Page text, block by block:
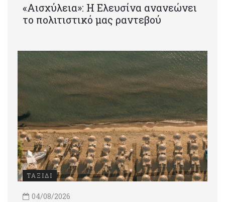
«Αισχύλεια»: Η Ελευσίνα ανανεώνει
το πολιτιστικό μας ραντεβού
ΤΑΞΙΔΙ
04/08/2026